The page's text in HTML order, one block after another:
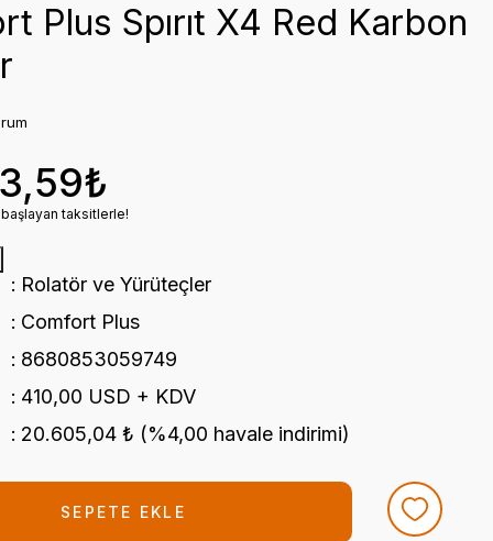
Plus Spırıt X4 Red Karbon
taksitlerle!
Rolatör ve Yürüteçler
Comfort Plus
8680853059749
410,00 USD + KDV
20.605,04 ₺ (%4,00 havale indirimi)
SEPETE EKLE